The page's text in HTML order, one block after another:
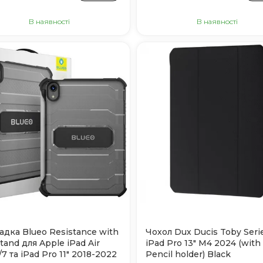
В наявності В наявності
Blueo Resistance with
для Apple iPad Air
та iPad Pro 11" 2018-2022
Чохол Dux Ducis Toby
iPad Pro 13" M4 2024
Pencil holder) Black